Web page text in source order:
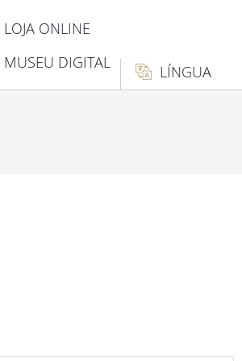
LOJA ONLINE
MUSEU DIGITAL
LÍNGUA